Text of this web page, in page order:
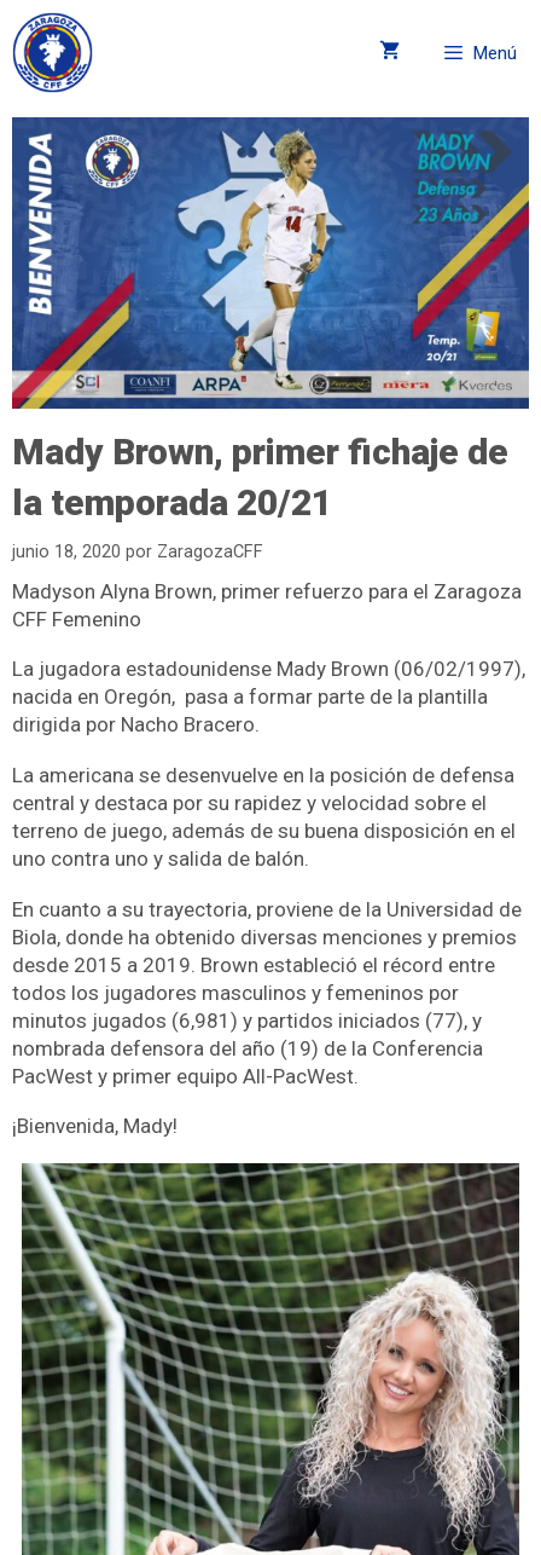
Menú
Mady Brown, primer fichaje de
la temporada 20/21
junio 18, 2020 por ZaragozaCFF
Madyson Alyna Brown, primer refuerzo para el Zaragoza
CFF Femenino
La jugadora estadounidense Mady Brown (06/02/1997),
nacida en Oregón, pasa a formar parte de la plantilla
dirigida por Nacho Bracero.
La americana se desenvuelve en la posición de defensa
central y destaca por su rapidez y velocidad sobre el
terreno de juego, además de su buena disposición en el
uno contra uno y salida de balón.
En cuanto a su trayectoria, proviene de la Universidad de
Biola, donde ha obtenido diversas menciones y premios
desde 2015 a 2019. Brown estableció el récord entre
todos los jugadores masculinos y femeninos por
minutos jugados (6,981) y partidos iniciados (77), y
nombrada defensora del año (19) de la Conferencia
PacWest y primer equipo All-PacWest.
¡Bienvenida, Mady!